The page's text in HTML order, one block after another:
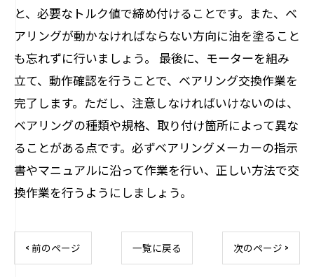
と、必要なトルク値で締め付けることです。また、ベ
アリングが動かなければならない方向に油を塗ること
も忘れずに行いましょう。 最後に、モーターを組み
立て、動作確認を行うことで、ベアリング交換作業を
完了します。ただし、注意しなければいけないのは、
ベアリングの種類や規格、取り付け箇所によって異な
ることがある点です。必ずベアリングメーカーの指示
書やマニュアルに沿って作業を行い、正しい方法で交
換作業を行うようにしましょう。
< 前のページ 一覧に戻る 次のページ >